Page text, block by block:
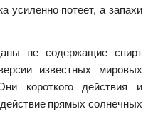
усиленно потеет, а запахи
не содержащие спирт
известных мировых
короткого действия и
прямых солнечных